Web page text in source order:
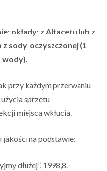
okłady: z Altacetu lub z
sody oczyszczonej (1
wody).
przy każdym przerwaniu
sprzętu
miejsca wkłucia.
jakości na podstawie:
dłużej”, 1998,8.